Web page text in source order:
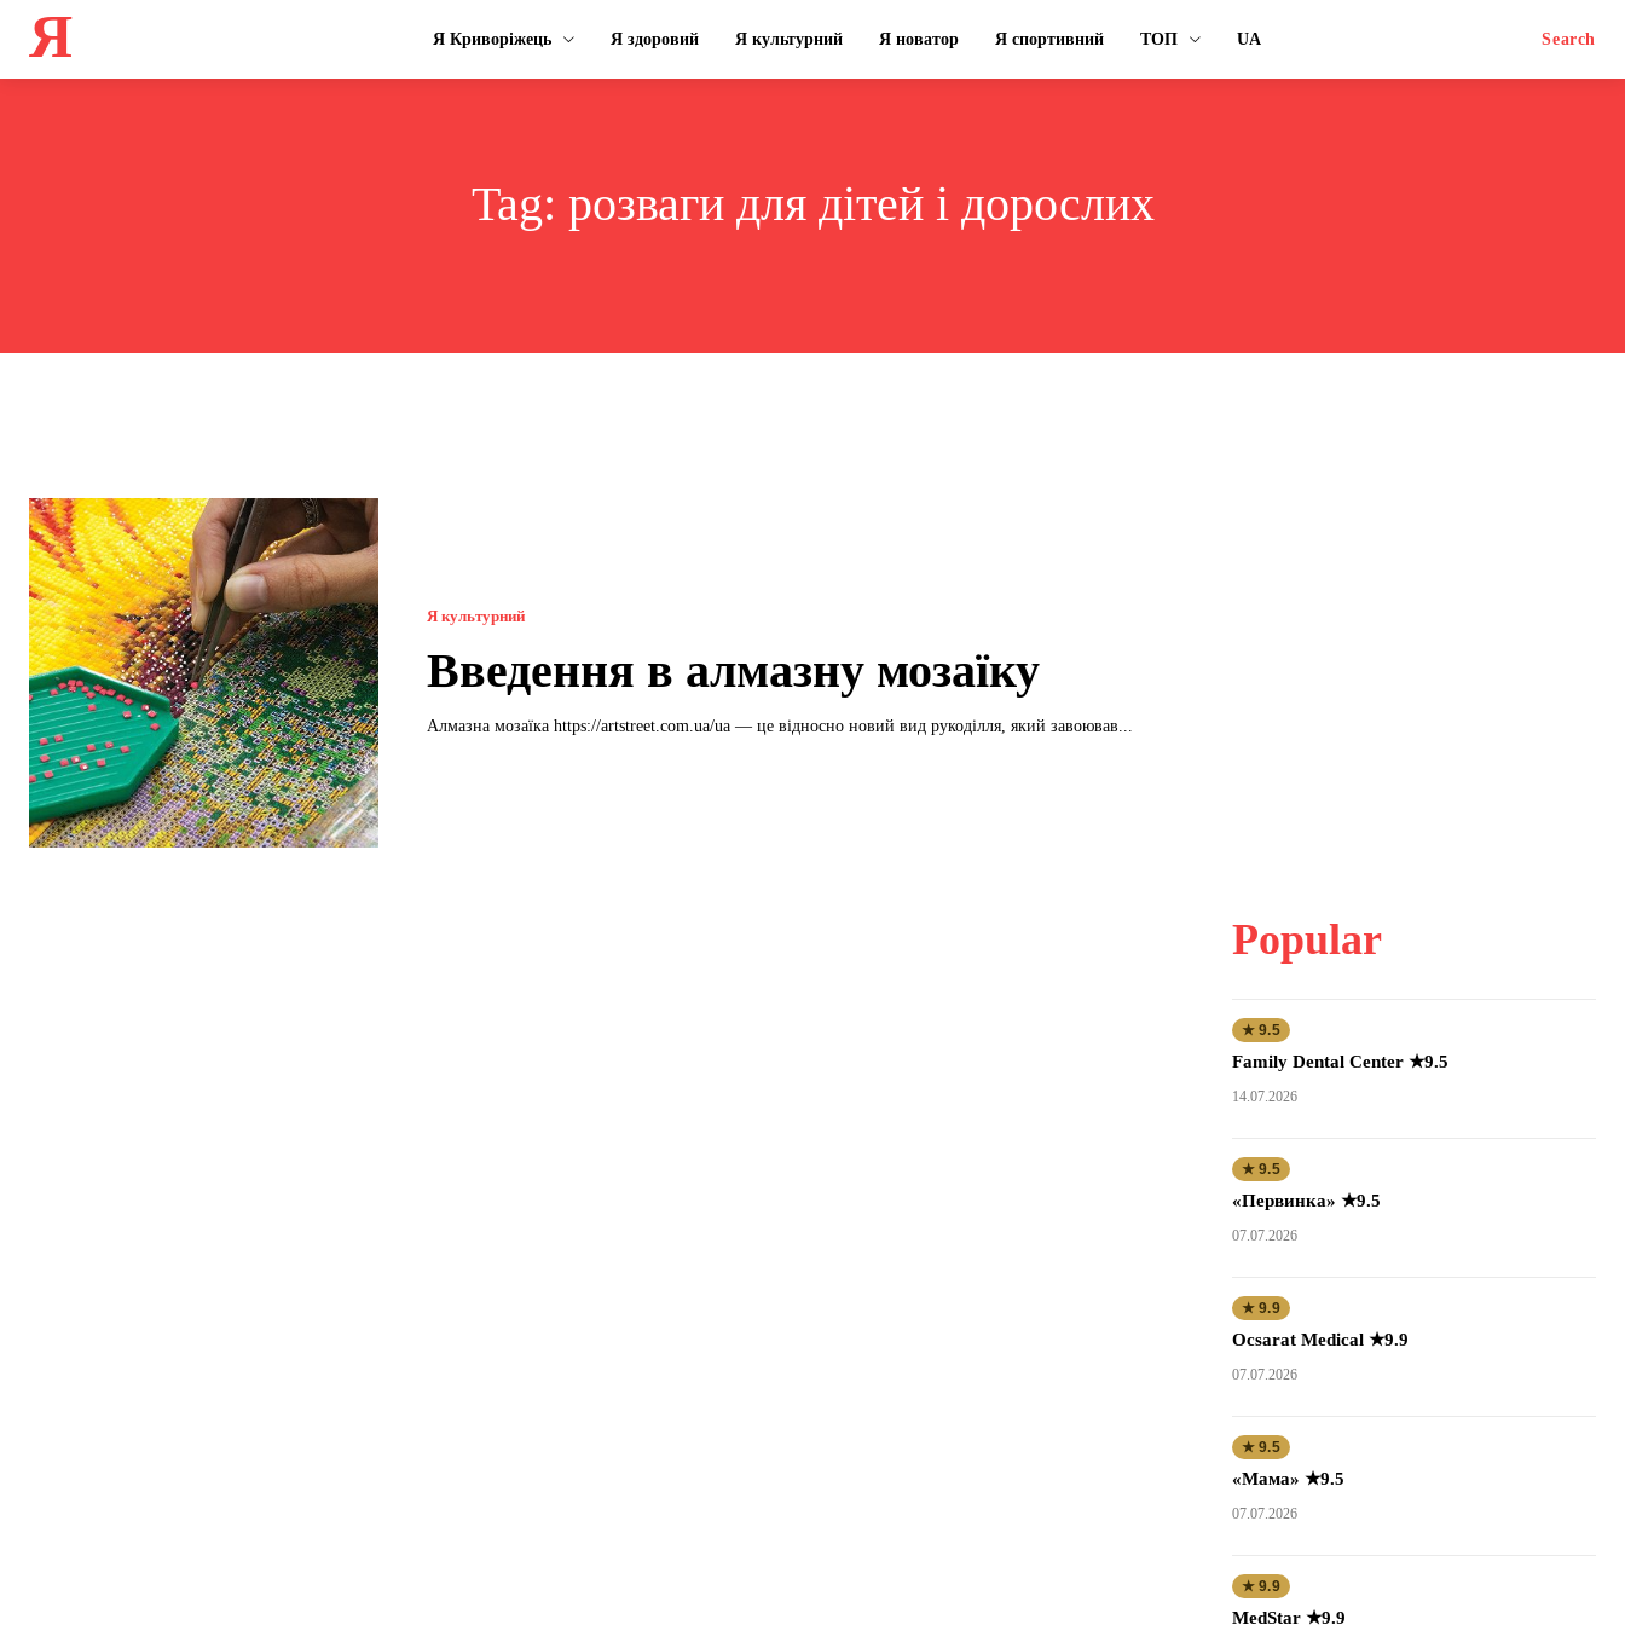
Я Я Криворіжець Я здоровий Я культурний Я новатор Я спортивний ТОП UA Search
Tag: розваги для дітей і дорослих
Я культурний
Введення в алмазну мозаїку
Алмазна мозаїка https://artstreet.com.ua/ua — це відносно новий вид рукоділля, який завоював...
Popular
★ 9.5
Family Dental Center ★9.5
14.07.2026
★ 9.5
«Первинка» ★9.5
07.07.2026
★ 9.9
Ocsarat Medical ★9.9
07.07.2026
★ 9.5
«Мама» ★9.5
07.07.2026
★ 9.9
MedStar ★9.9